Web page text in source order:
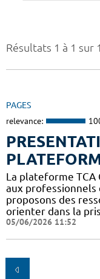
Résultats 1 à 1 sur
PAGES
relevance:
La plateforme
aux professionnels
proposons des
orienter dans la
05/06/2026 11:52